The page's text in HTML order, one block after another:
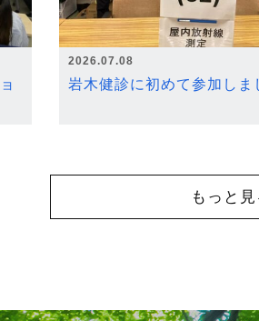
2026.07.08
岩木健診に初めて参加しま
もっと見